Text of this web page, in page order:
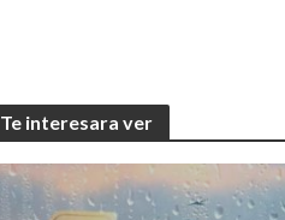
Te interesara ver